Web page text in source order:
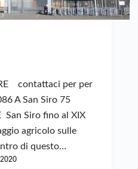
contattaci per per
A San Siro 75
San Siro fino al XIX
agricolo sulle
di questo…